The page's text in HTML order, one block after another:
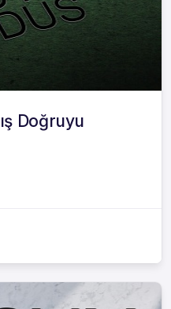
Doğruyu